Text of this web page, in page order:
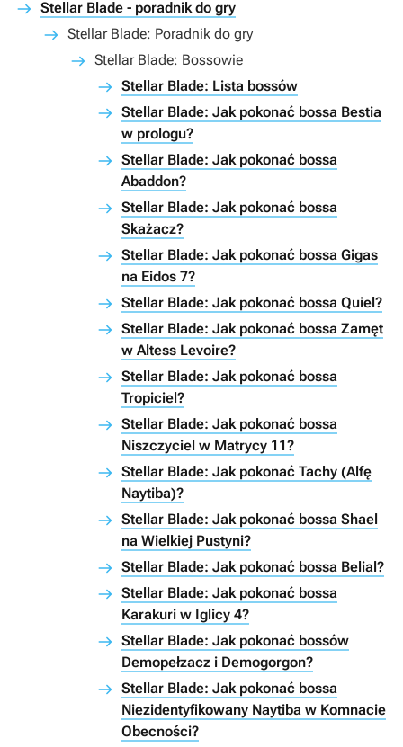
Stellar Blade - poradnik do gry
Stellar Blade: Poradnik do gry
Stellar Blade: Bossowie
Stellar Blade: Lista bossów
Stellar Blade: Jak pokonać bossa Bestia
w prologu?
Stellar Blade: Jak pokonać bossa
Abaddon?
Stellar Blade: Jak pokonać bossa
Skażacz?
Stellar Blade: Jak pokonać bossa Gigas
na Eidos 7?
Stellar Blade: Jak pokonać bossa Quiel?
Stellar Blade: Jak pokonać bossa Zamęt
w Altess Levoire?
Stellar Blade: Jak pokonać bossa
Tropiciel?
Stellar Blade: Jak pokonać bossa
Niszczyciel w Matrycy 11?
Stellar Blade: Jak pokonać Tachy (Alfę
Naytiba)?
Stellar Blade: Jak pokonać bossa Shael
na Wielkiej Pustyni?
Stellar Blade: Jak pokonać bossa Belial?
Stellar Blade: Jak pokonać bossa
Karakuri w Iglicy 4?
Stellar Blade: Jak pokonać bossów
Demopełzacz i Demogorgon?
Stellar Blade: Jak pokonać bossa
Niezidentyfikowany Naytiba w Komnacie
Obecności?